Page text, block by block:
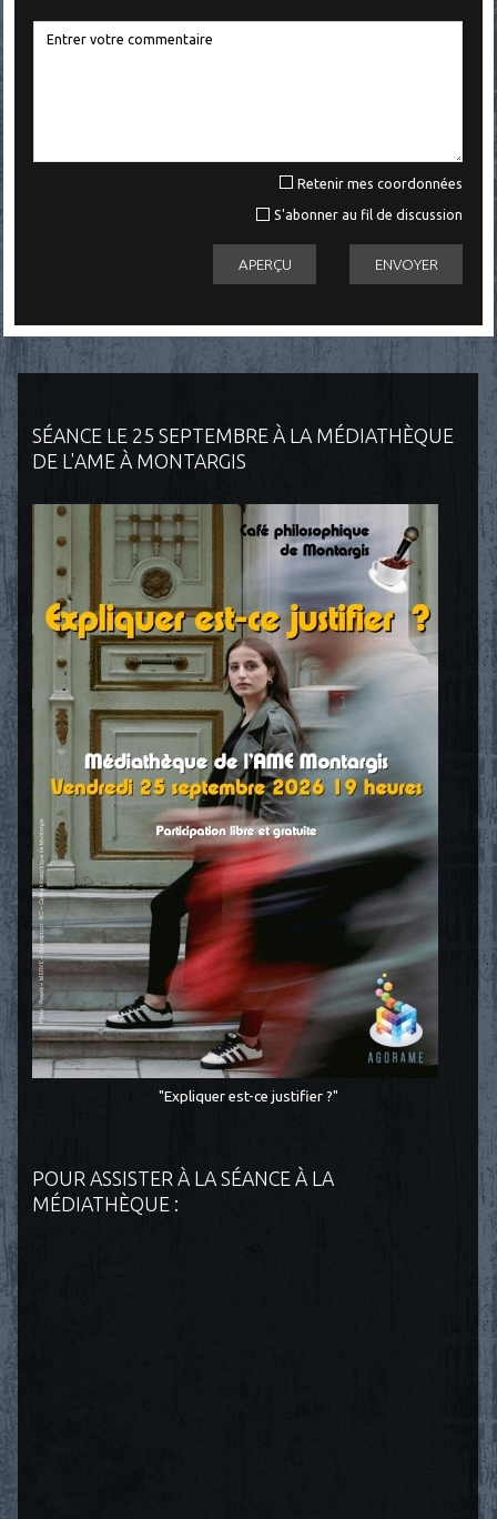
SÉANCE LE 25 SEPTEMBRE À LA MÉDIATHÈQUE
DE L'AME À MONTARGIS
"Expliquer est-ce justifier ?"
POUR ASSISTER À LA SÉANCE À LA
MÉDIATHÈQUE :
Retenir mes coordonnées
S'abonner au fil de discussion